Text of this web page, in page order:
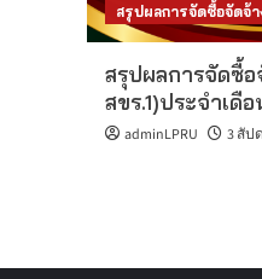
สรุปผลการจัดซื้อจัดจ้า
สรุปผลการจัดซื้
สขร.1)ประจำเดื
adminLPRU 3 สัป